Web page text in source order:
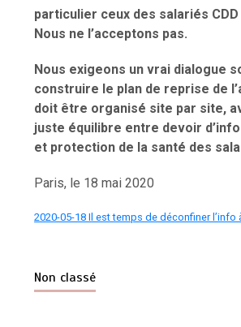
particulier ceux des salariés
Nous ne l’acceptons pas.
Nous exigeons un vrai dialogue
construire le plan de reprise de
doit être organisé site par site,
juste équilibre entre devoir
et protection de la santé des
Paris, le 18 mai 2020
2020-05-18 Il est temps de déconfiner l’info
Non classé